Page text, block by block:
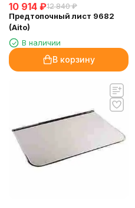
10 914 ₽12 840 ₽
Предтопочный лист 9682
(Aito)
В наличии
В корзину